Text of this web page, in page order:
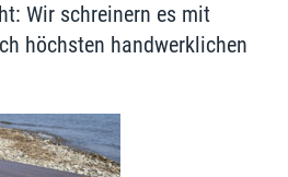
Wir schreinern es mit
höchsten handwerklichen